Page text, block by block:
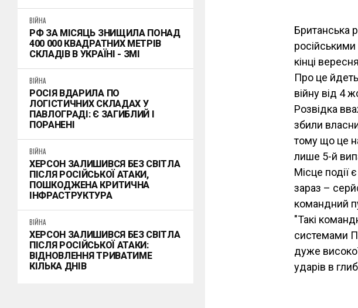
ВІЙНА
РФ ЗА МІСЯЦЬ ЗНИЩИЛА ПОНАД
400 000 КВАДРАТНИХ МЕТРІВ
СКЛАДІВ В УКРАЇНІ - ЗМІ
ВІЙНА
РОСІЯ ВДАРИЛА ПО
ЛОГІСТИЧНИХ СКЛАДАХ У
ПАВЛОГРАДІ: Є ЗАГИБЛИЙ І
ПОРАНЕНІ
ВІЙНА
ХЕРСОН ЗАЛИШИВСЯ БЕЗ СВІТЛА
ПІСЛЯ РОСІЙСЬКОЇ АТАКИ,
ПОШКОДЖЕНА КРИТИЧНА
ІНФРАСТРУКТУРА
ВІЙНА
ХЕРСОН ЗАЛИШИВСЯ БЕЗ СВІТЛА
ПІСЛЯ РОСІЙСЬКОЇ АТАКИ:
ВІДНОВЛЕННЯ ТРИВАТИМЕ
КІЛЬКА ДНІВ
Британська
кінці
Про це
війну від 4
Розвідка
збили
тому що це
лише 5-й
Місце події
зараз –
командний
"Такі
системами
дуже
ударів в